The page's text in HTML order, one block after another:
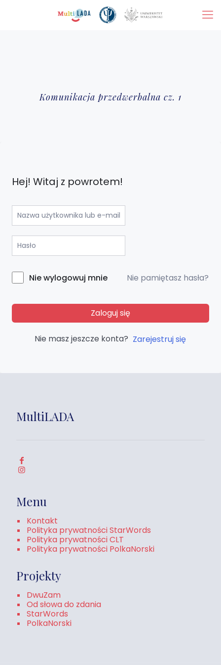
Komunikacja przedwerbalna cz. 1
Hej! Witaj z powrotem!
Nie wylogowuj mnie Nie pamiętasz hasła?
Zaloguj się
Nie masz jeszcze konta? Zarejestruj się
MultiLADA
Menu
Kontakt
Polityka prywatności StarWords
Polityka prywatności CLT
Polityka prywatności PolkaNorski
Projekty
DwuZam
Od słowa do zdania
StarWords
PolkaNorski